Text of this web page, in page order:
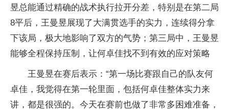
昱总能通过精确的战术执行拉开分差，特别是在第二局
8平后，王曼昱展现了大满贯选手的实力，连续得分拿
下该局，极大地影响了双方的气势；第三局中，王曼昱
能够全程保持压制，让何卓佳找不到有效的应对策略
王曼昱在赛后表示：“第一场比赛跟自己的队友何
卓佳，我觉得在第一轮里面，包括何卓佳整体实力来
讲，都是很强的。今天在赛前也做了非常多困难准备，